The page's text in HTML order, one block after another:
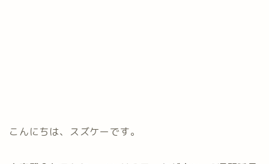
こんにちは、スズケーです。